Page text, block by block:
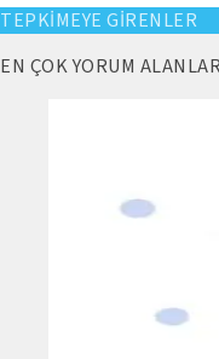
TEPKİMEYE GİRENLER
EN ÇOK YORUM ALANLAR